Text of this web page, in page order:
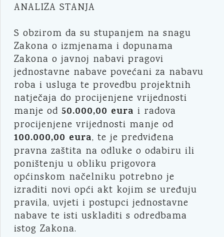
ANALIZA STANJA
S obzirom da su stupanjem na snagu
Zakona o izmjenama i dopunama
Zakona o javnoj nabavi pragovi
jednostavne nabave povećani za nabavu
roba i usluga te provedbu projektnih
natječaja do procijenjene vrijednosti
manje od 50.000,00 eura i radova
procijenjene vrijednosti manje od
100.000,00 eura, te je predviđena
pravna zaštita na odluke o odabiru ili
poništenju u obliku prigovora
općinskom načelniku potrebno je
izraditi novi opći akt kojim se uređuju
pravila, uvjeti i postupci jednostavne
nabave te isti uskladiti s odredbama
istog Zakona.